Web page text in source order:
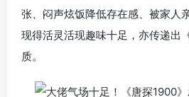
张、闷声炫饭降低存在感、被家人
现得活灵活现趣味十足，亦传递出
质。